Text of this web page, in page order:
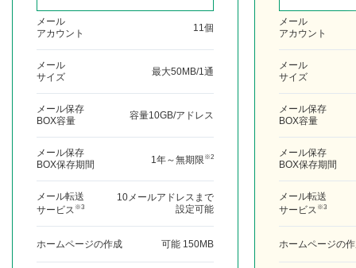
メール
アカウント
11個
メール
サイズ
最大50MB/1通
メール保存
BOX容量
容量10GB/アドレス
メール保存
BOX保存期間
1年～無期限 ※2
メール転送
サービス ※3
10メールアドレスまで
設定可能
ホームページの作成 可能 150MB
メール
アカウント
メール
サイズ
メール保存
BOX容量
メール保存
BOX保存期間
メール転送
サービス ※3
ホームページの